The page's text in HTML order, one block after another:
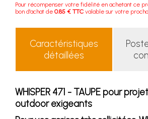
Pour récompenser votre fidélité en achetant ce
bon d'achat de 0.85 € TTC valable sur votre
Caractéristiques
détaillées
WHISPER 471 - TAUPE pour
outdoor exigeants